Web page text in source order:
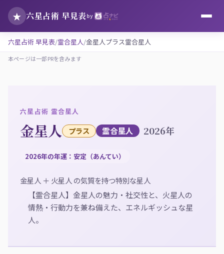
★ 六星占術 早見表by
六星占術 早見表 霊合星人 金星人プラス霊合星人
本ページは一部PRを含みます
六星占術 霊合星人
金星人 プラス 霊合星人 2026年
2026年の年運：安定（あんてい）
金星人 ＋ 火星人 の気質を持つ特別な星人
【霊合星人】金星人の魅力・社交性と、火星人の
情熱・行動力を兼ね備えた、エネルギッシュな星
人。